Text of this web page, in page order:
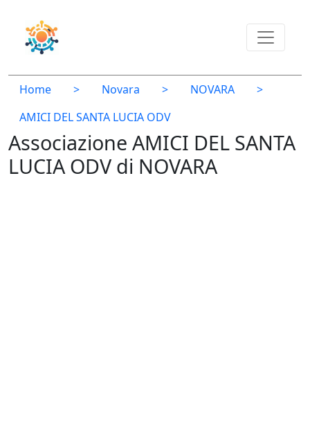
Home > Novara > NOVARA
>
AMICI DEL SANTA LUCIA ODV
Associazione AMICI DEL SANTA
LUCIA ODV di NOVARA